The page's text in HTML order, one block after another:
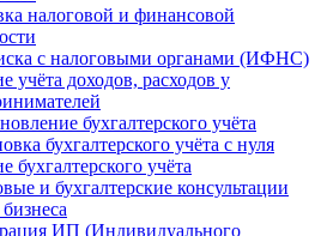
налоговой и финансовой
с налоговыми органами (ИФНС)
учёта доходов, расходов у
бухгалтерского учёта
бухгалтерского учёта с нуля
бухгалтерского учёта
и бухгалтерские консультации
ИП (Индивидуального